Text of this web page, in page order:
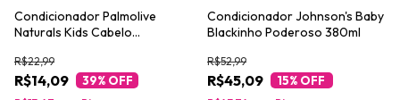
Condicionador Palmolive
Naturals Kids Cabelo
R$14,09
R$22,99
39% OFF
Condicionador Johnson's Baby
Blackinho Poderoso 380ml
R$45,09
R$52,99
15% OFF